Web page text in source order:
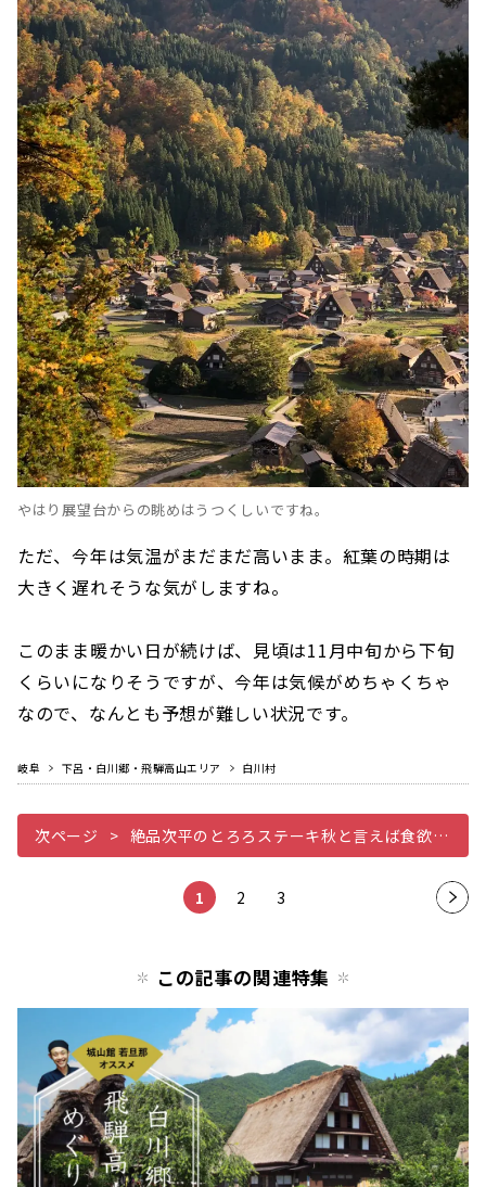
やはり展望台からの眺めはうつくしいですね。
ただ、今年は気温がまだまだ高いまま。紅葉の時期は
大きく遅れそうな気がしますね。
このまま暖かい日が続けば、見頃は11月中旬から下旬
くらいになりそうですが、今年は気候がめちゃくちゃ
なので、なんとも予想が難しい状況です。
岐阜 下呂・白川郷・飛騨高山エリア 白川村
次ページ 絶品次平のとろろステーキ秋と言えば食欲の秋ということで僕たちがよく利用するお食事処をご紹介します
1 2 3
次の
この記事の関連特集